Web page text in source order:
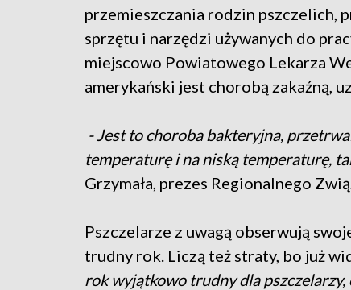
przemieszczania rodzin pszczelich,
sprzętu i narzędzi używanych do
miejscowo Powiatowego Lekarza
amerykański jest chorobą zakaźną,
- Jest to choroba bakteryjna,
temperaturę i na niską temperaturę,
Grzymała, prezes Regionalnego
Pszczelarze z uwagą obserwują
trudny rok. Liczą też straty, bo już
rok wyjątkowo trudny dla pszczelarzy,